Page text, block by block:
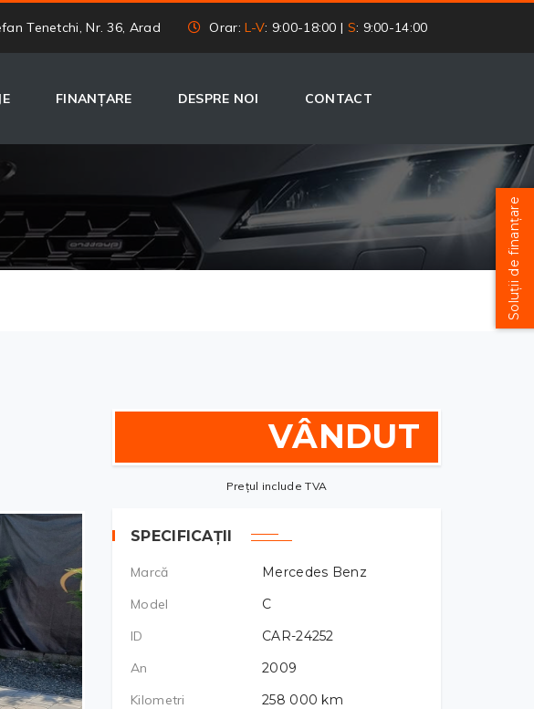
Tenetchi, Nr. 36, Arad Orar:L-V: 9:00-18:00 | S: 9:00-14:00
FINANȚARE DESPRE NOI CONTACT
VÂNDUT
Prețul include TVA
SPECIFICAȚII
Marcă
Mercedes Benz
Model
C
ID
CAR-24252
An
2009
Kilometri
258 000 km
Soluții de finanțare